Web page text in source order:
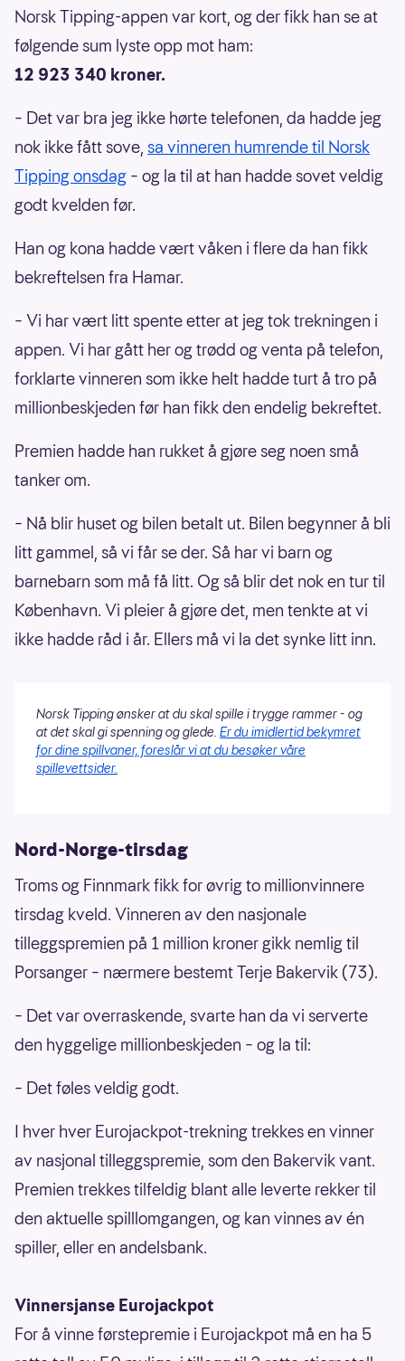
Norsk Tipping-appen var kort, og der fikk han se at
følgende sum lyste opp mot ham:
12 923 340 kroner.
– Det var bra jeg ikke hørte telefonen, da hadde jeg
nok ikke fått sove, sa vinneren humrende til Norsk
Tipping onsdag – og la til at han hadde sovet veldig
godt kvelden før.
Han og kona hadde vært våken i flere da han fikk
bekreftelsen fra Hamar.
– Vi har vært litt spente etter at jeg tok trekningen i
appen. Vi har gått her og trødd og venta på telefon,
forklarte vinneren som ikke helt hadde turt å tro på
millionbeskjeden før han fikk den endelig bekreftet.
Premien hadde han rukket å gjøre seg noen små
tanker om.
– Nå blir huset og bilen betalt ut. Bilen begynner å bli
litt gammel, så vi får se der. Så har vi barn og
barnebarn som må få litt. Og så blir det nok en tur til
København. Vi pleier å gjøre det, men tenkte at vi
ikke hadde råd i år. Ellers må vi la det synke litt inn.
Norsk Tipping ønsker at du skal spille i trygge rammer - og
at det skal gi spenning og glede. Er du imidlertid bekymret
for dine spillvaner, foreslår vi at du besøker våre
spillevettsider.
Nord-Norge-tirsdag
Troms og Finnmark fikk for øvrig to millionvinnere
tirsdag kveld. Vinneren av den nasjonale
tilleggspremien på 1 million kroner gikk nemlig til
Porsanger – nærmere bestemt Terje Bakervik (73).
– Det var overraskende, svarte han da vi serverte
den hyggelige millionbeskjeden – og la til:
– Det føles veldig godt.
I hver hver Eurojackpot-trekning trekkes en vinner
av nasjonal tilleggspremie, som den Bakervik vant.
Premien trekkes tilfeldig blant alle leverte rekker til
den aktuelle spilllomgangen, og kan vinnes av én
spiller, eller en andelsbank.
Vinnersjanse Eurojackpot
For å vinne førstepremie i Eurojackpot må en ha 5